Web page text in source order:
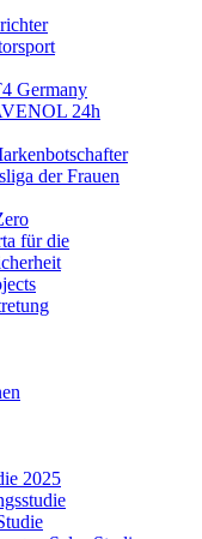
Germany
24h
der Frauen
für die
2025